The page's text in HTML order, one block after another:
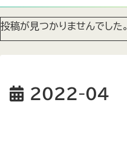
投稿が見つかりませんでした。
2022-04